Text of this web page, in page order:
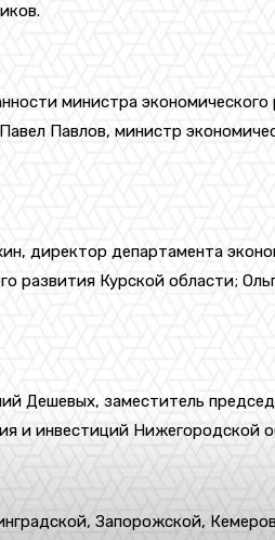
министра
Павлов, министр
директор департамента
развития Курской области;
Дешевых, заместитель
и инвестиций Нижегородской
Запорожской,